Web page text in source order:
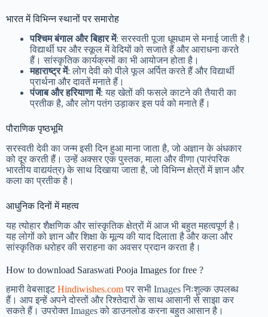
भारत में विभिन्न स्थानों पर समारोह
पश्चिम बंगाल और बिहार में: सरस्वती पूजा धूमधाम से मनाई जाती है।
विद्यार्थी घर और स्कूल में वेदियों को सजाते हैं और आराधना करते
हैं। सांस्कृतिक कार्यक्रमों का भी आयोजन होता है।
महाराष्ट्र में: लोग देवी को पीले फूल अर्पित करते हैं और विद्यार्थी
प्रार्थना और दावतें मनाते हैं।
पंजाब और हरियाणा में: यह खेतों की फसले काटने की तैयारी का
प्रतीक है, और लोग पतंग उड़ाकर इस पर्व को मनाते हैं।
पौराणिक पृष्ठभूमि
सरस्वती देवी का जन्म इसी दिन हुआ माना जाता है, जो अज्ञान के अंधकार
को दूर करती हैं। उन्हें अक्सर एक पुस्तक, माला और वीणा (पारंपरिक
भारतीय वाद्ययंत्र) के साथ दिखाया जाता है, जो विभिन्न क्षेत्रों में ज्ञान और
कला का प्रतीक है।
आधुनिक दिनों में महत्व
यह त्योहार शैक्षणिक और सांस्कृतिक क्षेत्रों में आज भी बहुत महत्वपूर्ण है।
यह लोगों को ज्ञान और शिक्षा के मूल्य की याद दिलाता है और कला और
सांस्कृतिक धरोहर की सराहना का अवसर प्रदान करता है।
How to download Saraswati Pooja Images for free ?
हमारी वेबसाइटHindiwishes.comपर सभी Images निःशुल्क उपलब्ध
हैं। आप इन्हें अपने दोस्तों और रिश्तेदारों के साथ आसानी से साझा कर
सकते हैं। उपरोक्त Images को डाउनलोड करना बहुत आसान है।